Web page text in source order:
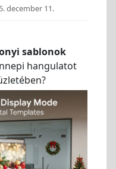
december 11.
sablonok
hangulatot